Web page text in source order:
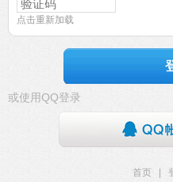
点击重新加载
或使用QQ登录
首页